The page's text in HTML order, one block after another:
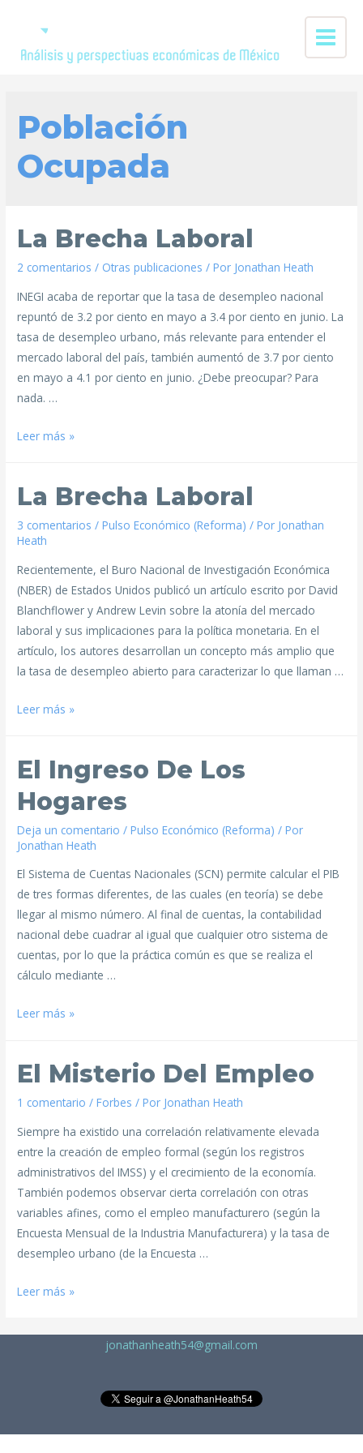
Población
Ocupada
La Brecha Laboral
2 comentarios / Otras publicaciones / Por Jonathan Heath
INEGI acaba de reportar que la tasa de desempleo nacional
repuntó de 3.2 por ciento en mayo a 3.4 por ciento en junio. La
tasa de desempleo urbano, más relevante para entender el
mercado laboral del país, también aumentó de 3.7 por ciento
en mayo a 4.1 por ciento en junio. ¿Debe preocupar? Para
nada. …
Leer más »
La Brecha Laboral
3 comentarios /Pulso Económico (Reforma) / Por Jonathan
Heath
Recientemente, el Buro Nacional de Investigación Económica
(NBER) de Estados Unidos publicó un artículo escrito por David
Blanchflower y Andrew Levin sobre la atonía del mercado
laboral y sus implicaciones para la política monetaria. En el
artículo, los autores desarrollan un concepto más amplio que
la tasa de desempleo abierto para caracterizar lo que llaman …
Leer más »
El Ingreso De Los
Hogares
Deja un comentario /Pulso Económico (Reforma) / Por
Jonathan Heath
El Sistema de Cuentas Nacionales (SCN) permite calcular el PIB
de tres formas diferentes, de las cuales (en teoría) se debe
llegar al mismo número. Al final de cuentas, la contabilidad
nacional debe cuadrar al igual que cualquier otro sistema de
cuentas, por lo que la práctica común es que se realiza el
cálculo mediante …
Leer más »
El Misterio Del Empleo
1 comentario /Forbes / Por Jonathan Heath
Siempre ha existido una correlación relativamente elevada
entre la creación de empleo formal (según los registros
administrativos del IMSS) y el crecimiento de la economía.
También podemos observar cierta correlación con otras
variables afines, como el empleo manufacturero (según la
Encuesta Mensual de la Industria Manufacturera) y la tasa de
desempleo urbano (de la Encuesta …
Leer más »
jonathanheath54@gmail.com